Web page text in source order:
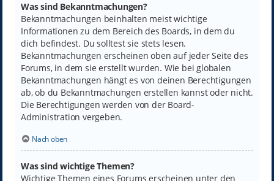
Was sind Bekanntmachungen?
Bekanntmachungen beinhalten meist wichtige
Informationen zu dem Bereich des Boards, in dem du
dich befindest. Du solltest sie stets lesen.
Bekanntmachungen erscheinen oben auf jeder Seite des
Forums, in dem sie erstellt wurden. Wie bei globalen
Bekanntmachungen hängt es von deinen Berechtigungen
ab, ob du Bekanntmachungen erstellen kannst oder nicht.
Die Berechtigungen werden von der Board-
Administration vergeben.
Nach oben
Was sind wichtige Themen?
Wichtige Themen eines Forums erscheinen unter den